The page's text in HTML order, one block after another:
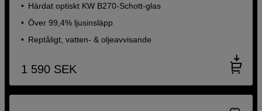
Härdat optiskt KW B270-Schott-glas
Över 99,4% ljusinsläpp
Reptåligt, vatten- & oljeavvisande
1 590 SEK